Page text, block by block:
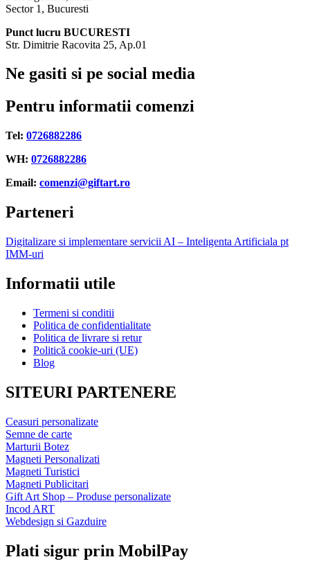
Sector 1, Bucuresti
Punct lucru BUCURESTI
Str. Dimitrie Racovita 25, Ap.01
Ne gasiti si pe social media
Pentru informatii comenzi
Tel: 0726882286
WH: 0726882286
Email: comenzi@giftart.ro
Parteneri
Digitalizare si implementare servicii AI – Inteligenta Artificiala pt
IMM-uri
Informatii utile
Termeni si conditii
Politica de confidentialitate
Politica de livrare si retur
Politică cookie-uri (UE)
Blog
SITEURI PARTENERE
Ceasuri personalizate
Semne de carte
Marturii Botez
Magneti Personalizati
Magneti Turistici
Magneti Publicitari
Gift Art Shop – Produse personalizate
Incod ART
Webdesign si Gazduire
Plati sigur prin MobilPay